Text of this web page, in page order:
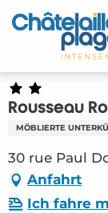
Aller
au
principal
Startseite -
Entdecken
Aktivitäten
Zu leben
Treffpunkt
Rousseau
MÖBLIERTE
30 rue Paul
Anfahrt
Ich fahre